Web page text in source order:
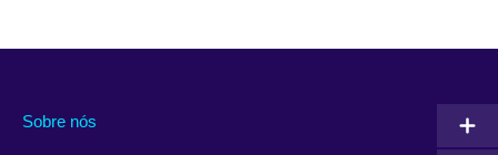
Sobre nós